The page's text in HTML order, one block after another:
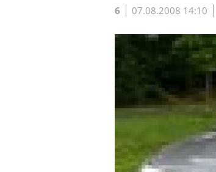
6 07.08.2008 14:10